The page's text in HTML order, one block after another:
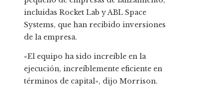
incluidas Rocket Lab y ABL Space
Systems, que han recibido inversiones
de la empresa.
«El equipo ha sido increíble en la
ejecución, increíblemente eficiente en
términos de capital», dijo Morrison.